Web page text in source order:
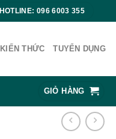
HOTLINE: 096 6003 355
KIẾN THỨC TUYỂN DỤNG
GIỎ HÀNG